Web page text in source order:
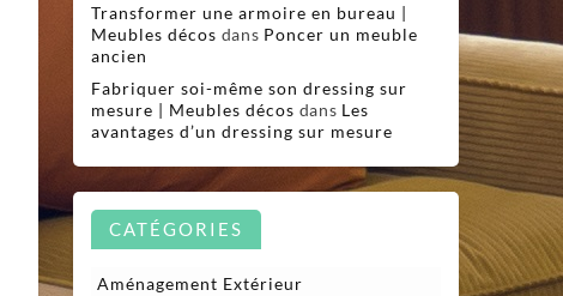
Transformer une armoire en bureau |
Meubles décos dans Poncer un meuble
ancien
Fabriquer soi-même son dressing sur
mesure | Meubles décos dans Les
avantages d’un dressing sur mesure
CATÉGORIES
Aménagement Extérieur